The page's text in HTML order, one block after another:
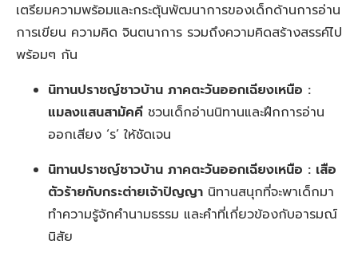
เตรียมความพร้อมและกระตุ้นพัฒนาการของเด็กด้านการอ่าน
การเขียน ความคิด จินตนาการ รวมถึงความคิดสร้างสรรค์ไป
พร้อมๆ กัน
นิทานปราชญ์ชาวบ้าน ภาคตะวันออกเฉียงเหนือ :
แมลงแสนสามัคคี ชวนเด็กอ่านนิทานและฝึกการอ่าน
ออกเสียง ‘ร’ ให้ชัดเจน
นิทานปราชญ์ชาวบ้าน ภาคตะวันออกเฉียงเหนือ : เสือ
ตัวร้ายกับกระต่ายเจ้าปัญญา นิทานสนุกที่จะพาเด็กมา
ทำความรู้จักคำนามธรรม และคำที่เกี่ยวข้องกับอารมณ์
นิสัย